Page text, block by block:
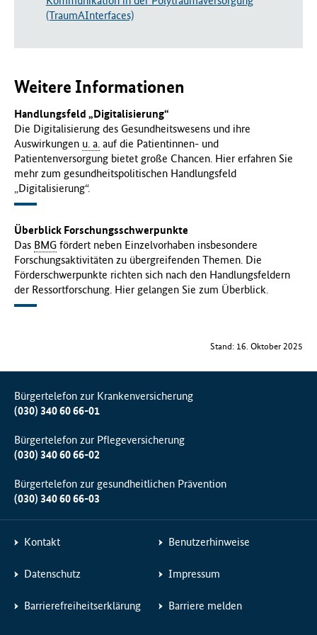
(TraumAInterfaces)
Weitere Informationen
Handlungsfeld „Digitalisierung“
Die Digitalisierung des Gesundheitswesens und ihre
Auswirkungen u. a. auf die Patientinnen- und
Patientenversorgung bietet große Chancen. Hier erfahren Sie
mehr zum gesundheitspolitischen Handlungsfeld
„Digitalisierung“.
Überblick Forschungsschwerpunkte
Das BMG fördert neben Einzelvorhaben insbesondere
Forschungsaktivitäten zu übergreifenden Themen. Die
Förderschwerpunkte richten sich nach den Handlungsfeldern
der Ressortforschung. Hier gelangen Sie zum Überblick.
Stand: 16. Oktober 2025
Bürgertelefon zur Krankenversicherung
(030) 340 60 66-01
Bürgertelefon zur Pflegeversicherung
(030) 340 60 66-02
Bürgertelefon zur gesundheitlichen Prävention
(030) 340 60 66-03
Kontakt Benutzerhinweise
Datenschutz Impressum
Barrierefreiheitserklärung Barriere melden